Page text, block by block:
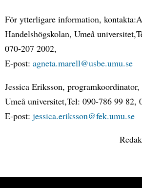
För ytterligare information,
Handelshögskolan, Umeå
070-207 2002,
E-post: agneta.marell@usbe.umu.se
Jessica Eriksson,
Umeå universitet,Tel: 090-786 99 82,
E-post: jessica.eriksson@fek.umu.se